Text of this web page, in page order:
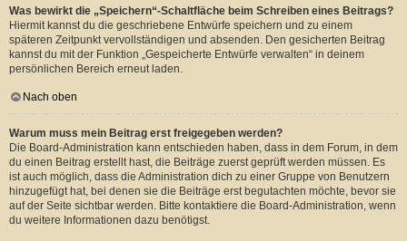
Was bewirkt die „Speichern“-Schaltfläche beim Schreiben eines Beitrags?
Hiermit kannst du die geschriebene Entwürfe speichern und zu einem
späteren Zeitpunkt vervollständigen und absenden. Den gesicherten Beitrag
kannst du mit der Funktion „Gespeicherte Entwürfe verwalten“ in deinem
persönlichen Bereich erneut laden.
Nach oben
Warum muss mein Beitrag erst freigegeben werden?
Die Board-Administration kann entschieden haben, dass in dem Forum, in dem
du einen Beitrag erstellt hast, die Beiträge zuerst geprüft werden müssen. Es
ist auch möglich, dass die Administration dich zu einer Gruppe von Benutzern
hinzugefügt hat, bei denen sie die Beiträge erst begutachten möchte, bevor sie
auf der Seite sichtbar werden. Bitte kontaktiere die Board-Administration, wenn
du weitere Informationen dazu benötigst.